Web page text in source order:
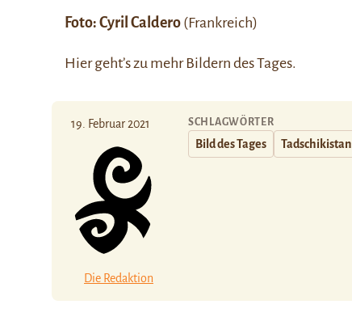
Foto: Cyril Caldero (Frankreich)
Hiergeht’s zu mehr Bildern des Tages.
19. Februar 2021
Die Redaktion
SCHLAGWÖRTER
Bild des Tages Tadschikistan